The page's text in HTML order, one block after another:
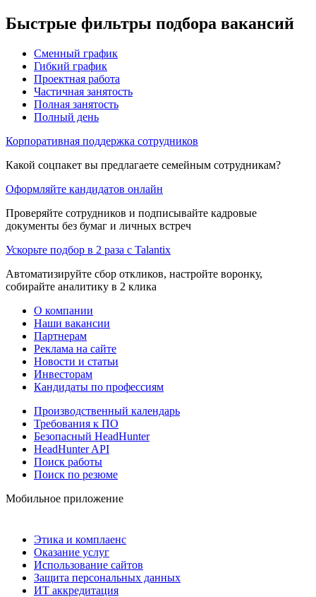
Быстрые фильтры подбора вакансий
Сменный график
Гибкий график
Проектная работа
Частичная занятость
Полная занятость
Полный день
Корпоративная поддержка сотрудников
Какой соцпакет вы предлагаете семейным сотрудникам?
Оформляйте кандидатов онлайн
Проверяйте сотрудников и подписывайте кадровые
документы без бумаг и личных встреч
Ускорьте подбор в 2 раза с Talantix
Автоматизируйте сбор откликов, настройте воронку,
собирайте аналитику в 2 клика
О компании
Наши вакансии
Партнерам
Реклама на сайте
Новости и статьи
Инвесторам
Кандидаты по профессиям
Производственный календарь
Требования к ПО
Безопасный HeadHunter
HeadHunter API
Поиск работы
Поиск по резюме
Мобильное приложение
Этика и комплаенс
Оказание услуг
Использование сайтов
Защита персональных данных
ИТ аккредитация